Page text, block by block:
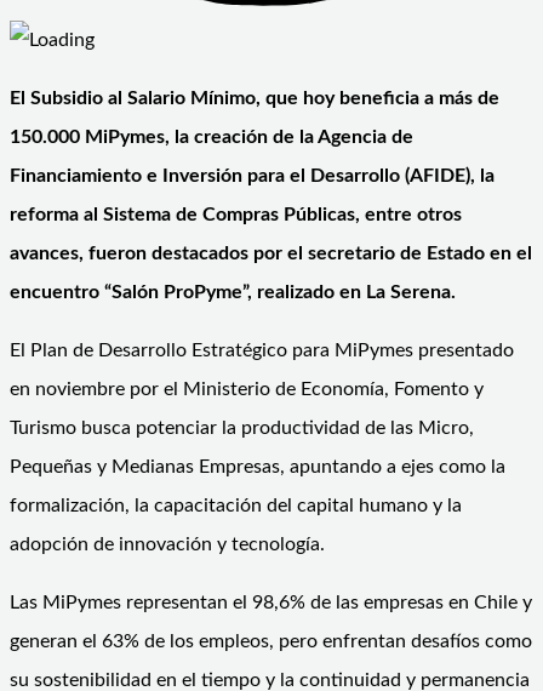
El Subsidio al Salario Mínimo, que hoy beneficia a más de
150.000 MiPymes, la creación de la Agencia de
Financiamiento e Inversión para el Desarrollo (AFIDE), la
reforma al Sistema de Compras Públicas, entre otros
avances, fueron destacados por el secretario de Estado en el
encuentro “Salón ProPyme”, realizado en La Serena.
El Plan de Desarrollo Estratégico para MiPymes presentado
en noviembre por el Ministerio de Economía, Fomento y
Turismo busca potenciar la productividad de las Micro,
Pequeñas y Medianas Empresas, apuntando a ejes como la
formalización, la capacitación del capital humano y la
adopción de innovación y tecnología.
Las MiPymes representan el 98,6% de las empresas en Chile y
generan el 63% de los empleos, pero enfrentan desafíos como
su sostenibilidad en el tiempo y la continuidad y permanencia